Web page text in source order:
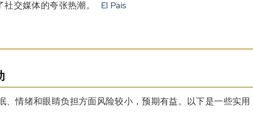
交媒体的夸张热潮。
El País
、情绪和眼睛负担方面风险较小，预期有益。以下是一些实用